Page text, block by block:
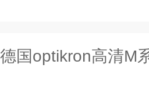
德国optikron高清M